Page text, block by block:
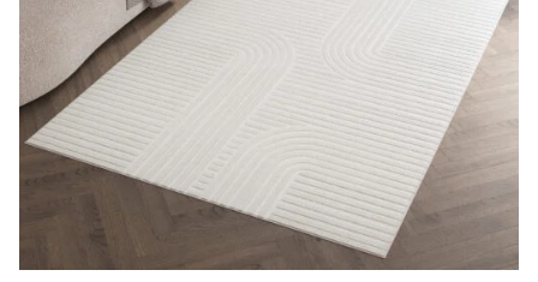
Präferenzen
Präferenz-Cookies ermöglichen es einer Website,
Informationen zu speichern, die die Art und Weise ändern,
wie die Website aussieht oder funktioniert, wie zum Beispiel
Ihre bevorzugte Sprache oder die Region, in der Sie sich
befinden.